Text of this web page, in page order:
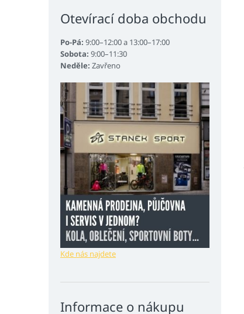
Otevírací doba obchodu
Po-Pá: 9:00–12:00 a 13:00–17:00
Sobota: 9:00–11:30
Neděle: Zavřeno
Kde nás najdete
Informace o nákupu